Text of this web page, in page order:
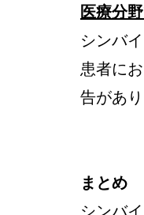
医療分
シンバ
患者に
告があり
まとめ
シンバ